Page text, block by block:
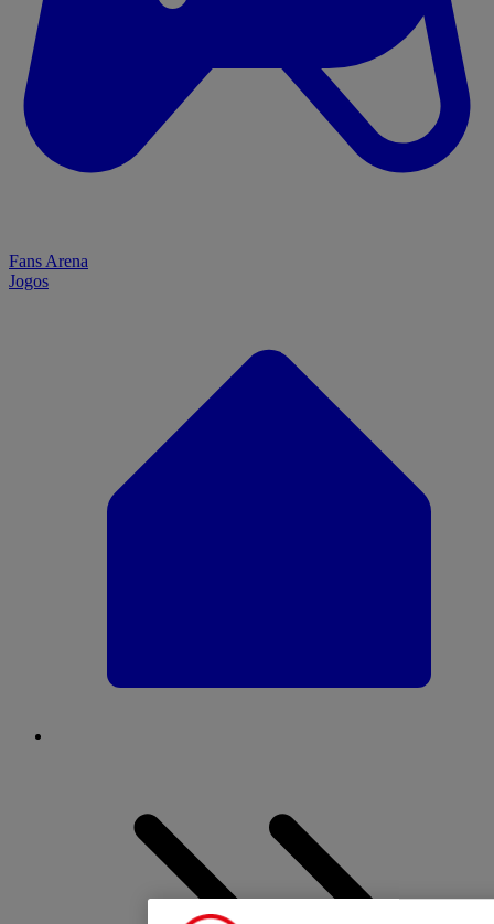
Fans Arena
Jogos